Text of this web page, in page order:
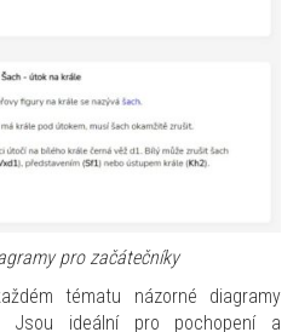
pro začátečníky
tématu názorné diagramy
Jsou ideální pro pochopení a